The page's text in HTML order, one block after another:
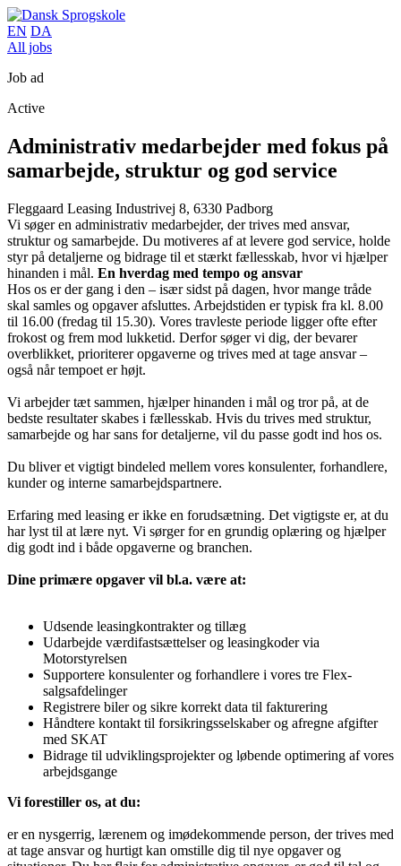
EN DA
All jobs
Job ad
Active
Administrativ medarbejder med fokus på
samarbejde, struktur og god service
Fleggaard Leasing Industrivej 8, 6330 Padborg
Vi søger en administrativ medarbejder, der trives med ansvar,
struktur og samarbejde. Du motiveres af at levere god service, holde
styr på detaljerne og bidrage til et stærkt fællesskab, hvor vi hjælper
hinanden i mål. En hverdag med tempo og ansvar
Hos os er der gang i den – især sidst på dagen, hvor mange tråde
skal samles og opgaver afsluttes. Arbejdstiden er typisk fra kl. 8.00
til 16.00 (fredag til 15.30). Vores travleste periode ligger ofte efter
frokost og frem mod lukketid. Derfor søger vi dig, der bevarer
overblikket, prioriterer opgaverne og trives med at tage ansvar –
også når tempoet er højt.
Vi arbejder tæt sammen, hjælper hinanden i mål og tror på, at de
bedste resultater skabes i fællesskab. Hvis du trives med struktur,
samarbejde og har sans for detaljerne, vil du passe godt ind hos os.
Du bliver et vigtigt bindeled mellem vores konsulenter, forhandlere,
kunder og interne samarbejdspartnere.
Erfaring med leasing er ikke en forudsætning. Det vigtigste er, at du
har lyst til at lære nyt. Vi sørger for en grundig oplæring og hjælper
dig godt ind i både opgaverne og branchen.
Dine primære opgaver vil bl.a. være at:
Udsende leasingkontrakter og tillæg
Udarbejde værdifastsættelser og leasingkoder via
Motorstyrelsen
Supportere konsulenter og forhandlere i vores tre Flex-
salgsafdelinger
Registrere biler og sikre korrekt data til fakturering
Håndtere kontakt til forsikringsselskaber og afregne afgifter
med SKAT
Bidrage til udviklingsprojekter og løbende optimering af vores
arbejdsgange
Vi forestiller os, at du:
er en nysgerrig, lærenem og imødekommende person, der trives med
at tage ansvar og hurtigt kan omstille dig til nye opgaver og